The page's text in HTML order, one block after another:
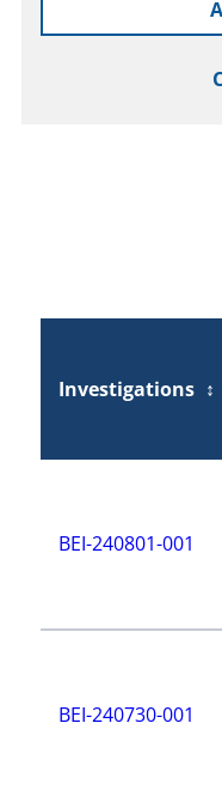
Investigations ↕
BEI-240801-001
BEI-240730-001